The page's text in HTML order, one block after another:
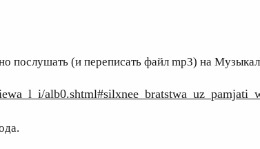
послушать (и переписать файл mp3) на